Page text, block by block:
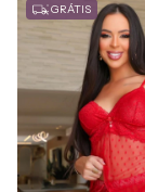
GRÁTIS